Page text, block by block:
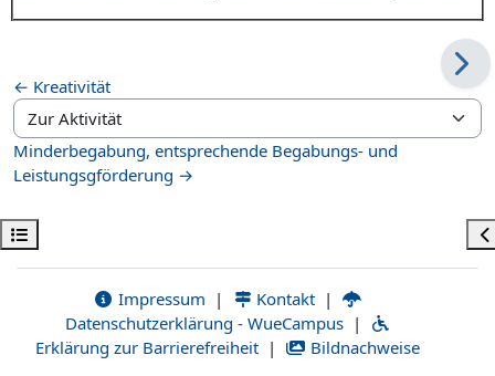
Kursindex öffnen
← Kreativität
Zur Aktivität
Minderbegabung, entsprechende Begabungs- und
Leistungsgförderung →
Impressum | Kontakt |
Datenschutzerklärung - WueCampus |
Erklärung zur Barrierefreiheit | Bildnachweise